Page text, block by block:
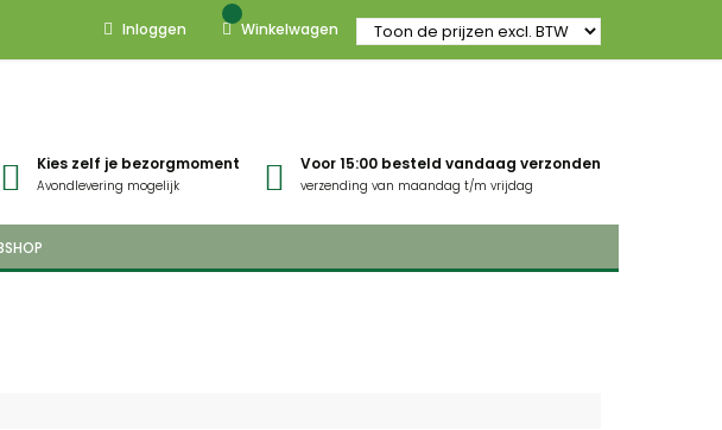
Inloggen Winkelwagen
Kies zelf je bezorgmoment
Avondlevering mogelijk
Voor 15:00 besteld vandaag verzonden
verzending van maandag t/m vrijdag